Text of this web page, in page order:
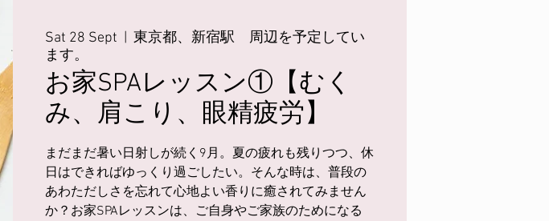
Sat 28 Sept
  |
東京都、新宿駅 周辺を予定してい
ます。
お家SPAレッスン①【むく
み、肩こり、眼精疲労】
まだまだ暑い日射しが続く9月。夏の疲れも残りつつ、休
日はできればゆっくり過ごしたい。そんな時は、普段の
あわただしさを忘れて心地よい香りに癒されてみません
か？お家SPAレッスンは、ご自身やご家族のためになる